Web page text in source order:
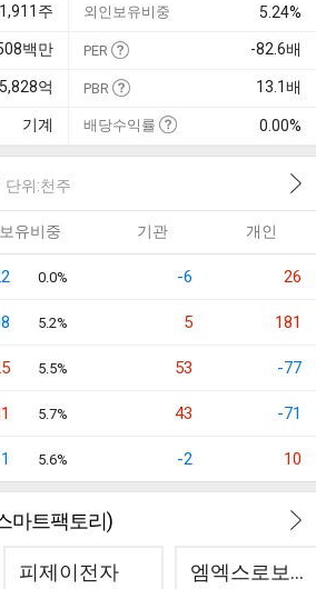
주 외인보유비중 5.24%
백만 PER -82.6배
억 PBR 13.1배
기계 배당수익률 0.00%
단위:천주
유비중 기관 개인
0.0% -6 26
5.2% 5 181
5.5% 53 -77
5.7% 43 -71
5.6% -2 10
마트팩토리)
피제이전자 엠엑스로보틱스